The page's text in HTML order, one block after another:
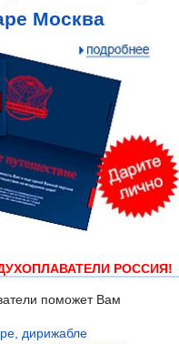
Москва
РОССИЯ!
поможет Вам
дирижабле